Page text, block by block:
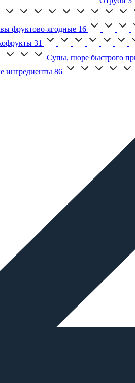
фруктово-ягодные 16
31
Супы, пюре быстрого
ингредиенты 86